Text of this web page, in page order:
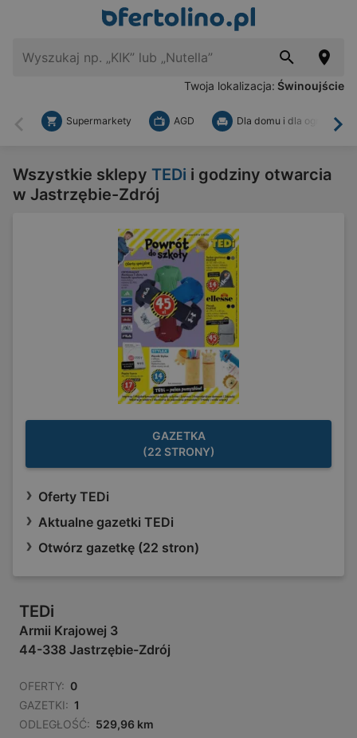
Twoja lokalizacja: Świnoujście
Wstecz
Supermarkety AGD Dla domu i dla ogrodu
Wszystkie sklepy TEDi i godziny otwarcia
w Jastrzębie-Zdrój
GAZETKA
(22 STRONY)
Oferty TEDi
Aktualne gazetki TEDi
Otwórz gazetkę (22 stron)
TEDi
Armii Krajowej 3
44-338 Jastrzębie-Zdrój
OFERTY: 0
GAZETKI: 1
ODLEGŁOŚĆ: 529,96 km